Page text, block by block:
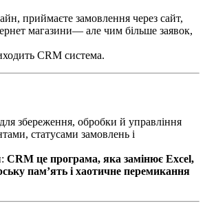
приймаєте замовлення через сайт,
магазини— але чим більше заявок,
CRM система.
збереження, обробки й управління
статусами замовлень і
CRM це програма, яка замінює Excel,
пам’ять і хаотичне перемикання